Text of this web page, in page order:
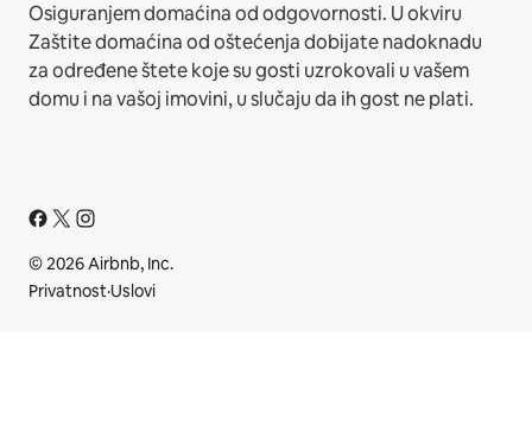
Osiguranjem domaćina od odgovornosti. U okviru
Zaštite domaćina od oštećenja dobijate nadoknadu
za određene štete koje su gosti uzrokovali u vašem
domu i na vašoj imovini, u slučaju da ih gost ne plati.
© 2026 Airbnb, Inc.
Privatnost·Uslovi